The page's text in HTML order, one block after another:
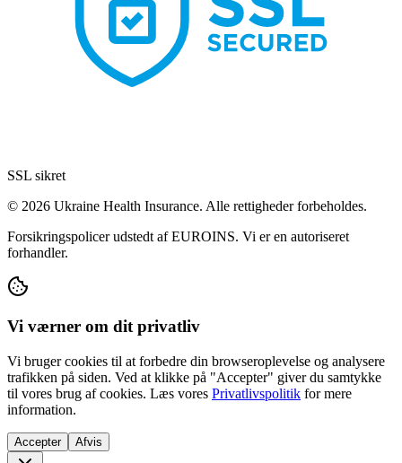
SSL sikret
© 2026 Ukraine Health Insurance. Alle rettigheder forbeholdes.
Forsikringspolicer udstedt af EUROINS. Vi er en autoriseret
forhandler.
Vi værner om dit privatliv
Vi bruger cookies til at forbedre din browseroplevelse og analysere
trafikken på siden. Ved at klikke på "Accepter" giver du samtykke
til vores brug af cookies. Læs vores Privatlivspolitik for mere
information.
Accepter Afvis